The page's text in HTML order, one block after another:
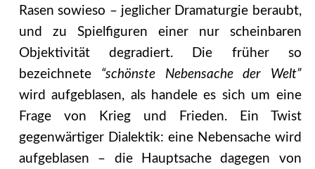
Rasen sowieso – jeglicher Dramaturgie beraubt,
und zu Spielfiguren einer nur scheinbaren
Objektivität degradiert. Die früher so
bezeichnete “schönste Nebensache der Welt”
wird aufgeblasen, als handele es sich um eine
Frage von Krieg und Frieden.Ein Twist
gegenwärtiger Dialektik: eine Nebensache wird
aufgeblasen – die Hauptsache dagegen von